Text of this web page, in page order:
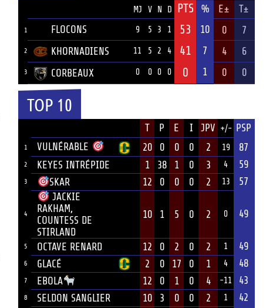
MJ V N D PTS % E± T±
1 FLOCONS 9 5 3 1 53 10 0 7
2 KHORNADIENS 11 5 2 4 41 7 4 6
3 CORBEAUX 0 0 0 0 0 1 0 0
TOP 10
T P E I JPV +/- PSP
1 VULNÉRABLE 20 0 0 0 2 19 87
2 KEYES INTRÉPIDE 1 38 1 0 3 4 59
3 SKAR 12 0 0 0 2 13 57
4
JACKIE
RAKHAM,
COUNTESS DE
STIRLAND
10 1 5 0 2 0 49
5 OCTAVE RENARD 12 0 2 0 2 1 49
6 GLACÉ 2 0 17 0 1 4 48
7 EBOLA 12 0 1 0 4 -11 43
8 SELDON SANGLIER 10 3 0 0 2 1 42